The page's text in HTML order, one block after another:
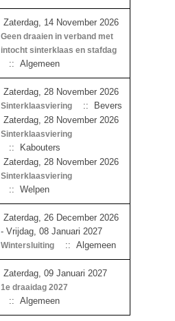
Zaterdag, 14 November 2026
Geen draaien in verband met
intocht sinterklaas en stafdag
:: Algemeen
Zaterdag, 28 November 2026
Sinterklaasviering
:: Bevers
Zaterdag, 28 November 2026
Sinterklaasviering
:: Kabouters
Zaterdag, 28 November 2026
Sinterklaasviering
:: Welpen
Zaterdag, 26 December 2026
- Vrijdag, 08 Januari 2027
Wintersluiting :: Algemeen
Zaterdag, 09 Januari 2027
1e draaidag 2027
:: Algemeen